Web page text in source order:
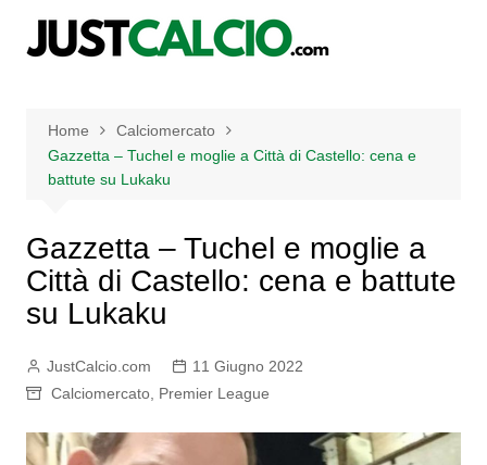
Home
Calciomercato
Gazzetta – Tuchel e moglie a Città di Castello: cena e
battute su Lukaku
Gazzetta – Tuchel e moglie a
Città di Castello: cena e battute
su Lukaku
JustCalcio.com
11 Giugno 2022
Calciomercato, Premier League